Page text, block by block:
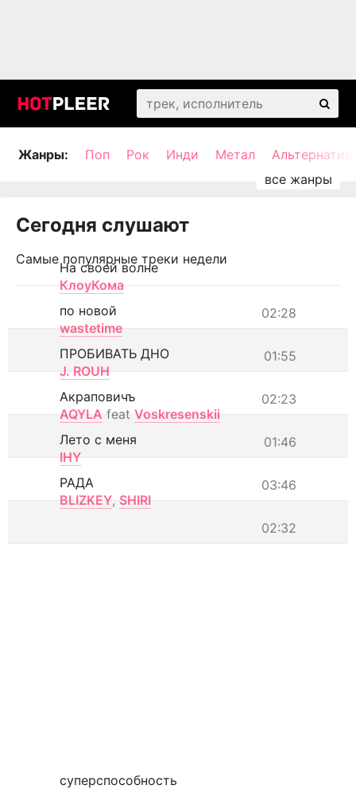
Жанры: Поп Рок Инди Метал
Сегодня слушают
Самые популярные треки недели
На своей волне
КлоуКома
02:28
по новой
wastetime
01:55
ПРОБИВАТЬ ДНО
J. ROUH
02:23
Акраповичъ
AQYLA feat Voskresenskii
01:46
Лето с меня
IHY
03:46
РАДА
BLIZKEY, SHIRI
02:32
суперспособность